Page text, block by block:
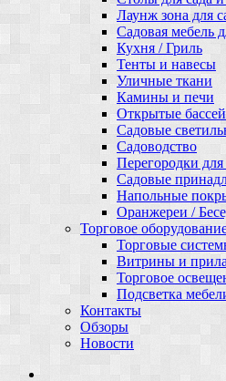
Лаунж зона для
Садовая мебель
Кухня / Гриль
Тенты и навесы
Уличные ткани
Камины и печи
Открытые
Садовые
Садоводство
Перегородки для
Садовые
Напольные
Оранжереи /
Торговое
Торговые
Витрины и
Торговое
Подсветка
Контакты
Обзоры
Новости